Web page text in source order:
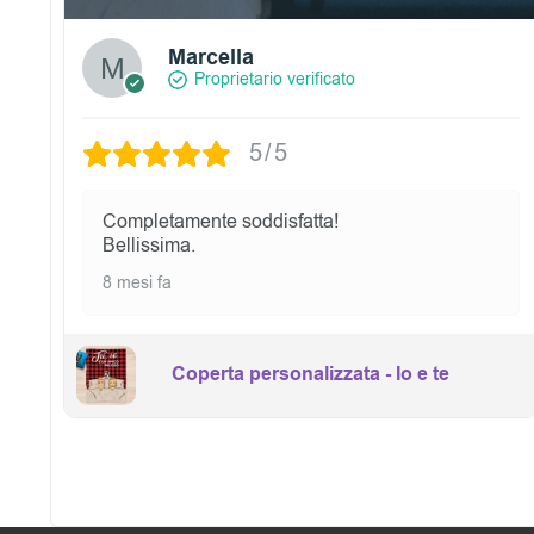
Marcella
Proprietario verificato
5/5
Completamente soddisfatta!
Bellissima.
8 mesi fa
Coperta personalizzata - Io e te